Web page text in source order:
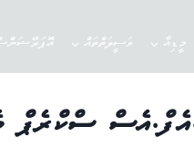
މީޑިއާ ވަސީލަތްތައް
ސްކްރެޕް